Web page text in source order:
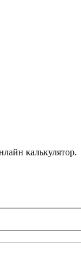
калькулятор.